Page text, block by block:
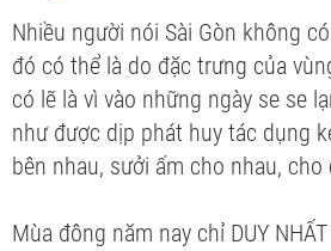
Nhiều người nói Sài Gòn không
đó có thể là do đặc trưng của
có lẽ là vì vào những ngày se se
như được dịp phát huy tác dụng
bên nhau, sưởi ấm cho nhau, cho
Mùa đông năm nay chỉ DUY